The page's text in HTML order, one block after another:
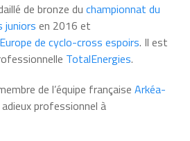
de bronze du championnat du
juniors en 2016 et
de cyclo-cross espoirs. Il est
TotalEnergies.
de l’équipe française Arkéa-
professionnel à